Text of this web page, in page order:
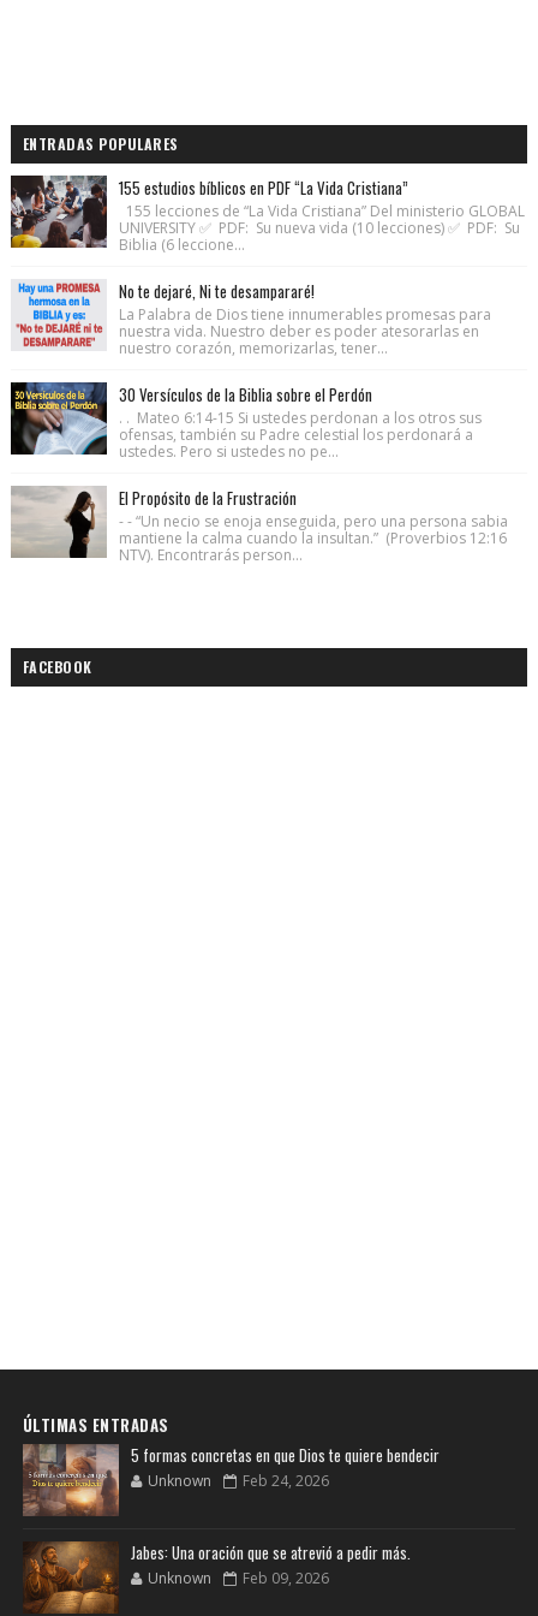
ENTRADAS POPULARES
155 estudios bíblicos en PDF “La Vida Cristiana”
155 lecciones de “La Vida Cristiana” Del ministerio GLOBAL
UNIVERSITY ✅ PDF: Su nueva vida (10 lecciones) ✅ PDF: Su
Biblia (6 leccione...
No te dejaré, Ni te desampararé!
La Palabra de Dios tiene innumerables promesas para
nuestra vida. Nuestro deber es poder atesorarlas en
nuestro corazón, memorizarlas, tener...
30 Versículos de la Biblia sobre el Perdón
. . Mateo 6:14-15 Si ustedes perdonan a los otros sus
ofensas, también su Padre celestial los perdonará a
ustedes. Pero si ustedes no pe...
El Propósito de la Frustración
- - “Un necio se enoja enseguida, pero una persona sabia
mantiene la calma cuando la insultan.” (Proverbios 12:16
NTV). Encontrarás person...
FACEBOOK
ÚLTIMAS ENTRADAS
5 formas concretas en que Dios te quiere bendecir
Unknown Feb 24, 2026
Jabes: Una oración que se atrevió a pedir más.
Unknown Feb 09, 2026